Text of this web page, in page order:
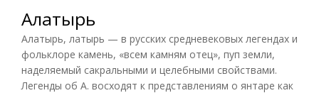
Алатырь
Алатырь, латырь — в русских средневековых легендах и
фольклоре камень, «всем камням отец», пуп земли,
наделяемый сакральными и целебными свойствами.
Легенды об А. восходят к представлениям о янтаре как